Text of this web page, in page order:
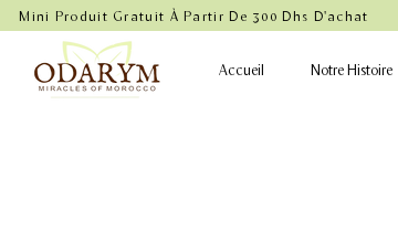
Mini Produit Gratuit À Partir De 300 Dhs D'achat
Accueil Notre Histoire